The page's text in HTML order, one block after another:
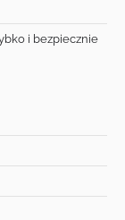
i bezpiecznie